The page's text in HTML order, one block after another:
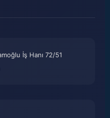
İş Hanı 72/51